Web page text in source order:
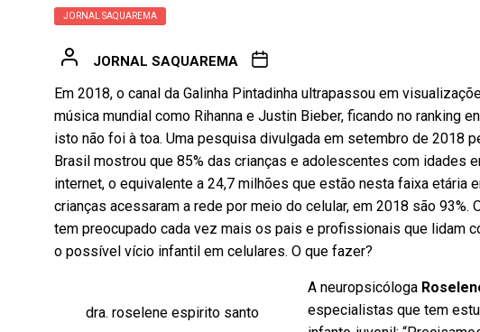
JORNAL SAQUAREMA
JORNAL SAQUAREMA
Em 2018, o canal da Galinha Pintadinha ultrapassou em
música mundial como Rihanna e Justin Bieber, ficando no ranking
isto não foi à toa. Uma pesquisa divulgada em setembro de 2018
Brasil mostrou que 85% das crianças e adolescentes com idades
internet, o equivalente a 24,7 milhões que estão nesta faixa etária
crianças acessaram a rede por meio do celular, em 2018 são
tem preocupado cada vez mais os pais e profissionais que lidam
o possível vício infantil em celulares. O que fazer?
dra. roselene espirito santo
A neuropsicóloga
especialistas que tem